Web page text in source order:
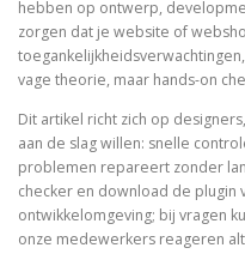
hebben op ontwerp,
zorgen dat je website of
vage theorie, maar hands-on
Dit artikel richt zich op
aan de slag willen: snelle
problemen repareert zonder
checker en download de plugin
ontwikkelomgeving; bij vragen
onze medewerkers reageren